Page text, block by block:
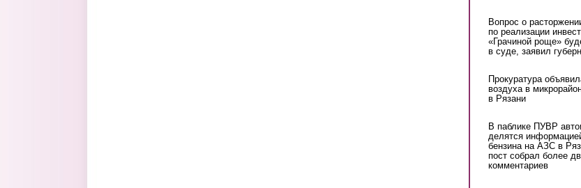
Вопрос о
по реализации
«Грачиной роще»
в суде, заявил
Прокуратура
воздуха в
в Рязани
В паблике ПУВР
делятся
бензина на АЗС в
пост собрал более
комментариев